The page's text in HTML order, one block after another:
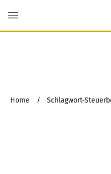
Home /